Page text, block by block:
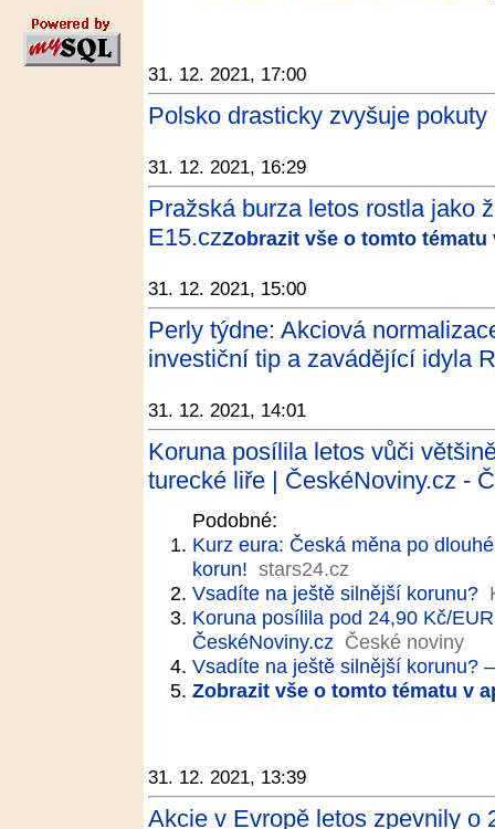
31. 12. 2021, 17:00
Polsko drasticky zvyšuje pokuty
31. 12. 2021, 16:29
Pražská burza letos rostla jako
E15.czZobrazit vše o tomto
31. 12. 2021, 15:00
Perly týdne: Akciová
investiční tip a zavádějící idyla
31. 12. 2021, 14:01
Koruna posílila letos vůči
turecké liře | ČeskéNoviny.cz -
Podobné:
Kurz eura: Česká měna po
korun! stars24.cz
Vsadíte na ještě silnější korunu?
Koruna posílila pod 24,90 Kč/
ČeskéNoviny.cz České noviny
Vsadíte na ještě silnější korunu?
Zobrazit vše o tomto tématu v
31. 12. 2021, 13:39
Akcie v Evropě letos zpevnily o